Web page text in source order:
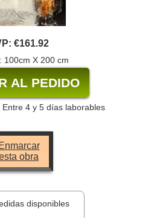
€161.92
100cm X 200 cm
4 y 5 días laborables
Enmarcar
obra
disponibles